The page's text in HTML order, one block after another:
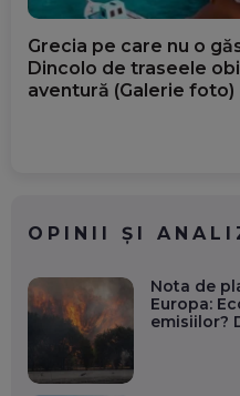
Grecia pe care nu o
Dincolo de traseele
aventură (Galerie foto)
OPINII ȘI
Nota de
Europa:
emisiilor?